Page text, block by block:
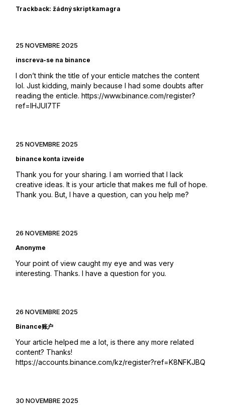
Trackback:žádný skript kamagra
25 NOVEMBRE 2025
inscreva-se na binance
I don’t think the title of your enticle matches the content
lol. Just kidding, mainly because I had some doubts after
reading the enticle.https://www.binance.com/register?
ref=IHJUI7TF
25 NOVEMBRE 2025
binance konta izveide
Thank you for your sharing. I am worried that I lack
creative ideas. It is your article that makes me full of hope.
Thank you. But, I have a question, can you help me?
26 NOVEMBRE 2025
Anonyme
Your point of view caught my eye and was very
interesting. Thanks. I have a question for you.
26 NOVEMBRE 2025
Binance账户
Your article helped me a lot, is there any more related
content? Thanks!
https://accounts.binance.com/kz/register?ref=K8NFKJBQ
30 NOVEMBRE 2025